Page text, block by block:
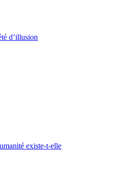
d’illusion
existe-t-elle